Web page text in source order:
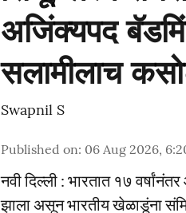
अजिंक्यपद
सलामीलाच
Swapnil S
Published on: 06 Aug 2026,
नवी दिल्ली : भारतात १७
झाला असून भारतीय खेळाडूंना